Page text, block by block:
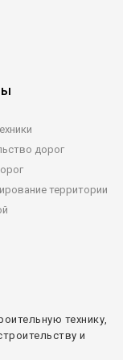
дорог
территории
технику,
и